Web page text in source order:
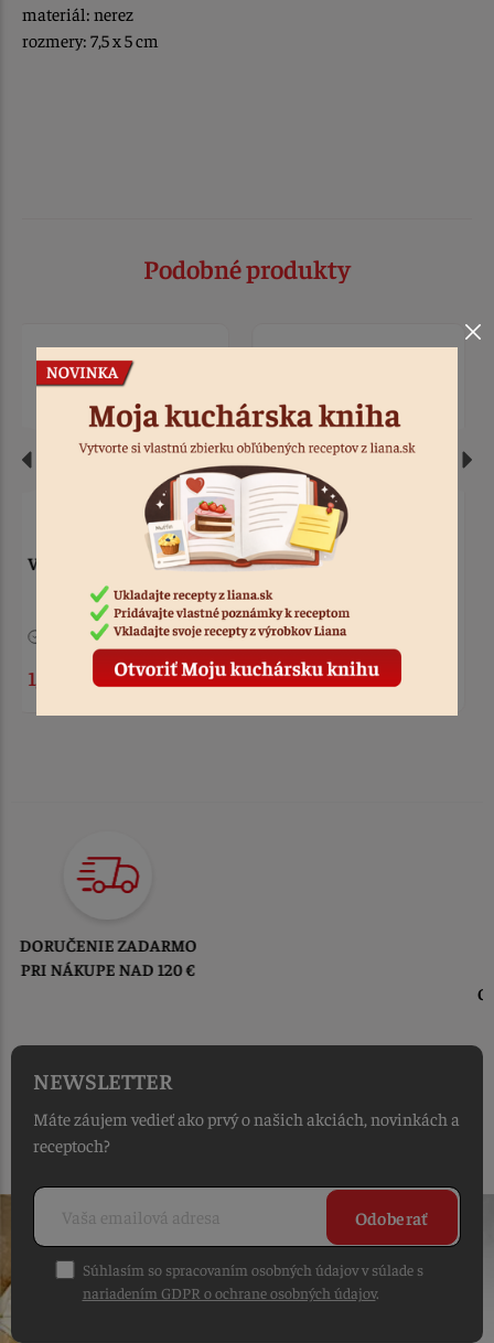
materiál: nerez
rozmery: 7,5 x 5 cm
Podobné produkty
Vykrajovačka auto
Kód: 575
Vykrajovačka zvonček s
7 ks
1,10 €
TOVAR ODOSIELAME
DO 1-2 PRACOVNÝCH DNÍ
NEWSLETTER
Máte záujem vedieť ako prvý o našich akciách, novinkách a
receptoch?
Odoberať
Súhlasím so spracovaním osobných údajov v súlade s
nariadením GDPR o ochrane osobných údajov.